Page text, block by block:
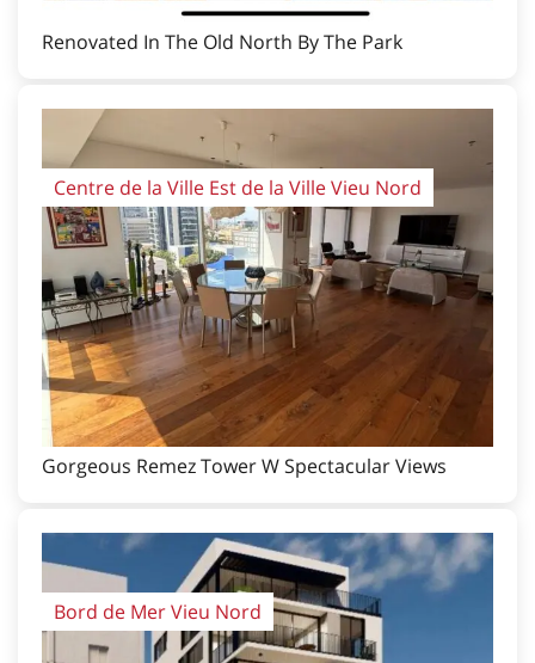
Renovated In The Old North By The Park
Centre de la Ville Est de la Ville Vieu Nord
Gorgeous Remez Tower W Spectacular Views
Bord de Mer Vieu Nord